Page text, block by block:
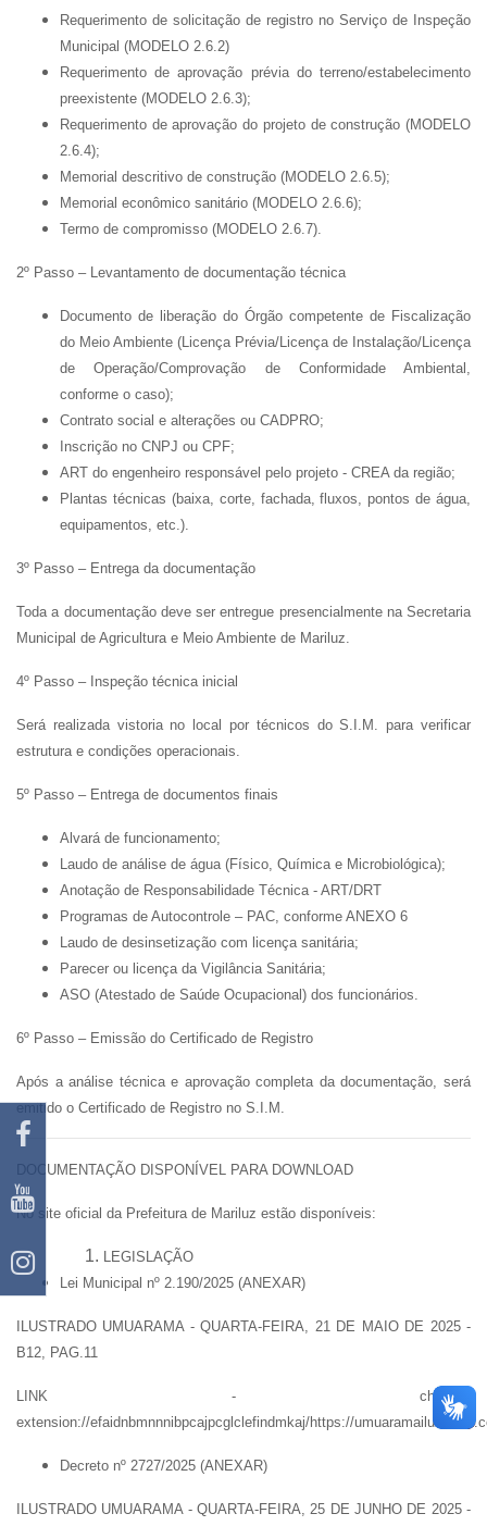
Requerimento de solicitação de registro no Serviço de Inspeção
Municipal (MODELO 2.6.2)
Requerimento de aprovação prévia do terreno/estabelecimento
preexistente (MODELO 2.6.3);
Requerimento de aprovação do projeto de construção (MODELO
2.6.4);
Memorial descritivo de construção (MODELO 2.6.5);
Memorial econômico sanitário (MODELO 2.6.6);
Termo de compromisso (MODELO 2.6.7).
2º Passo – Levantamento de documentação técnica
Documento de liberação do Órgão competente de Fiscalização
do Meio Ambiente (Licença Prévia/Licença de Instalação/Licença
de Operação/Comprovação de Conformidade Ambiental,
conforme o caso);
Contrato social e alterações ou CADPRO;
Inscrição no CNPJ ou CPF;
ART do engenheiro responsável pelo projeto - CREA da região;
Plantas técnicas (baixa, corte, fachada, fluxos, pontos de água,
equipamentos, etc.).
3º Passo – Entrega da documentação
Toda a documentação deve ser entregue presencialmente na Secretaria
Municipal de Agricultura e Meio Ambiente de Mariluz.
4º Passo – Inspeção técnica inicial
Será realizada vistoria no local por técnicos do S.I.M. para verificar
estrutura e condições operacionais.
5º Passo – Entrega de documentos finais
Alvará de funcionamento;
Laudo de análise de água (Físico, Química e Microbiológica);
Anotação de Responsabilidade Técnica - ART/DRT
Programas de Autocontrole – PAC, conforme ANEXO 6
Laudo de desinsetização com licença sanitária;
Parecer ou licença da Vigilância Sanitária;
ASO (Atestado de Saúde Ocupacional) dos funcionários.
6º Passo – Emissão do Certificado de Registro
Após a análise técnica e aprovação completa da documentação, será
emitido o Certificado de Registro no S.I.M.
DOCUMENTAÇÃO DISPONÍVEL PARA DOWNLOAD
No site oficial da Prefeitura de Mariluz estão disponíveis:
LEGISLAÇÃO
Lei Municipal nº 2.190/2025 (ANEXAR)
ILUSTRADO UMUARAMA - QUARTA-FEIRA, 21 DE MAIO DE 2025 -
B12, PAG.11
LINK - chrome-
extension://efaidnbmnnnibpcajpcglclefindmkaj/https://
Decreto nº 2727/2025 (ANEXAR)
ILUSTRADO UMUARAMA - QUARTA-FEIRA, 25 DE JUNHO DE 2025 -